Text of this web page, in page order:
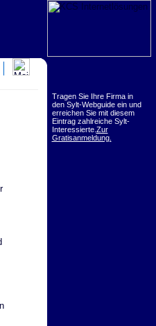
Tragen Sie Ihre Firma in
den Sylt-Webguide ein und
erreichen Sie mit diesem
Eintrag zahlreiche Sylt-
Interessierte. Zur
Gratisanmeldung.